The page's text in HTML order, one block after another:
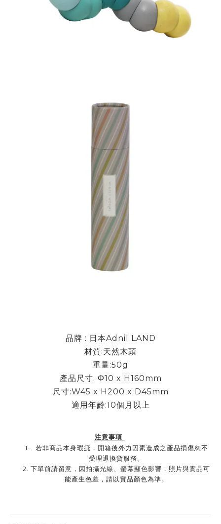
品牌 : 日本Adnil LAND
材質:天然木頭
重量:50g
產品尺寸: Φ10 x H160mm
尺寸:W45 x H200 x D45mm
適用年齡:10個月以上
注意事項
1.
若非商品本身瑕疵，開箱後外力因素造成之產品損傷恕不
受理退換貨服務。
2.
下單前請留意，因拍攝光線、螢幕顯色影響，照片與實品可
能產生色差，請以實品顏色為準。